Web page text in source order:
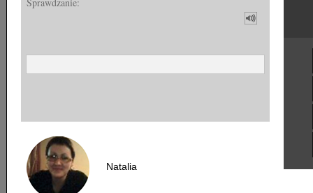
Natalia